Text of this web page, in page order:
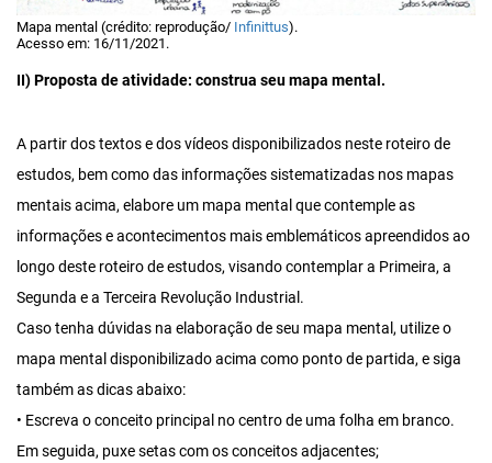
Mapa mental (crédito: reprodução/ Infinittus).
Acesso em: 16/11/2021.
II) Proposta de atividade: construa seu mapa mental.
A partir dos textos e dos vídeos disponibilizados neste roteiro de
estudos, bem como das informações sistematizadas nos mapas
mentais acima, elabore um mapa mental que contemple as
informações e acontecimentos mais emblemáticos apreendidos ao
longo deste roteiro de estudos, visando contemplar a Primeira, a
Segunda e a Terceira Revolução Industrial.
Caso tenha dúvidas na elaboração de seu mapa mental, utilize o
mapa mental disponibilizado acima como ponto de partida, e siga
também as dicas abaixo:
• Escreva o conceito principal no centro de uma folha em branco.
Em seguida, puxe setas com os conceitos adjacentes;